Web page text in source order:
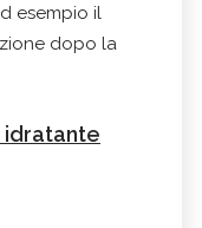
esempio il
dopo la
idratante